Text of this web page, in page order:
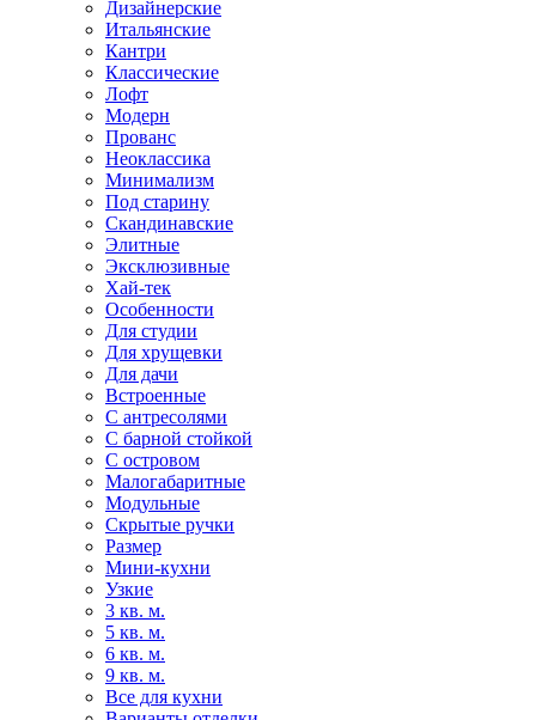
Дизайнерские
Итальянские
Кантри
Классические
Лофт
Модерн
Прованс
Неоклассика
Минимализм
Под старину
Скандинавские
Элитные
Эксклюзивные
Хай-тек
Особенности
Для студии
Для хрущевки
Для дачи
Встроенные
С антресолями
С барной стойкой
С островом
Малогабаритные
Модульные
Скрытые ручки
Размер
Мини-кухни
Узкие
3 кв. м.
5 кв. м.
6 кв. м.
9 кв. м.
Все для кухни